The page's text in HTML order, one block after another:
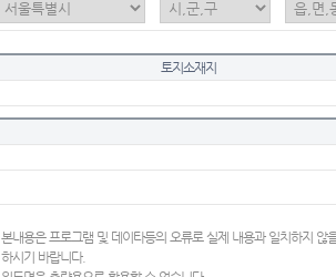
토지소재지
본내용은 프로그램 및 데이타등의 오류로 실제 내용과 일치하지
하시기 바랍니다.